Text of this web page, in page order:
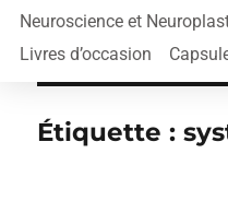
Neuroscience et
Livres d’occasion
Étiquette :